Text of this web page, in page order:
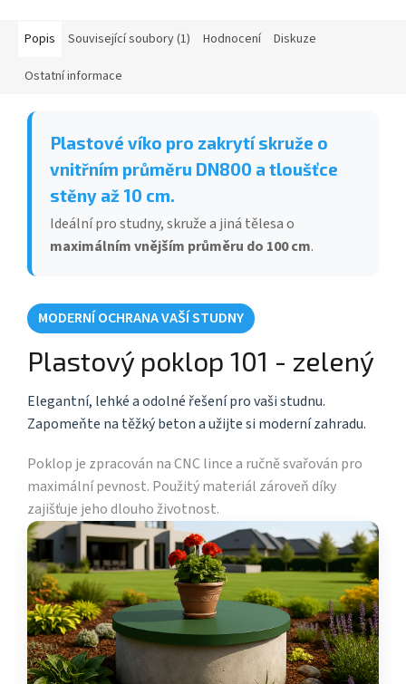
Popis Související soubory (1) Hodnocení Diskuze
Ostatní informace
Plastové víko pro zakrytí skruže o
vnitřním průměru DN800 a tloušťce
stěny až 10 cm.
Ideální pro studny, skruže a jiná tělesa o
maximálním vnějším průměru do 100 cm.
MODERNÍ OCHRANA VAŠÍ STUDNY
Plastový poklop 101 - zelený
Elegantní, lehké a odolné řešení pro vaši studnu.
Zapomeňte na těžký beton a užijte si moderní zahradu.
Poklop je zpracován na CNC lince a ručně svařován pro
maximální pevnost. Použitý materiál zároveň díky
zajišťuje jeho dlouho životnost.